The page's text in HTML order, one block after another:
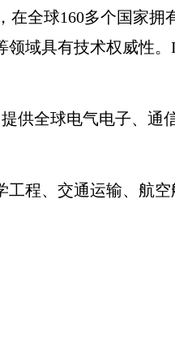
在全球160多个国家拥
域具有技术权威性。
供全球电气电子、通
程、交通运输、航空